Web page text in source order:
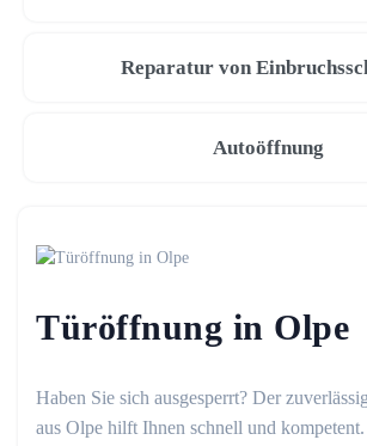
Reparatur von
Autoöffnung
Türöffnung in Olpe
Haben Sie sich ausgesperrt? Der
aus Olpe hilft Ihnen schnell und